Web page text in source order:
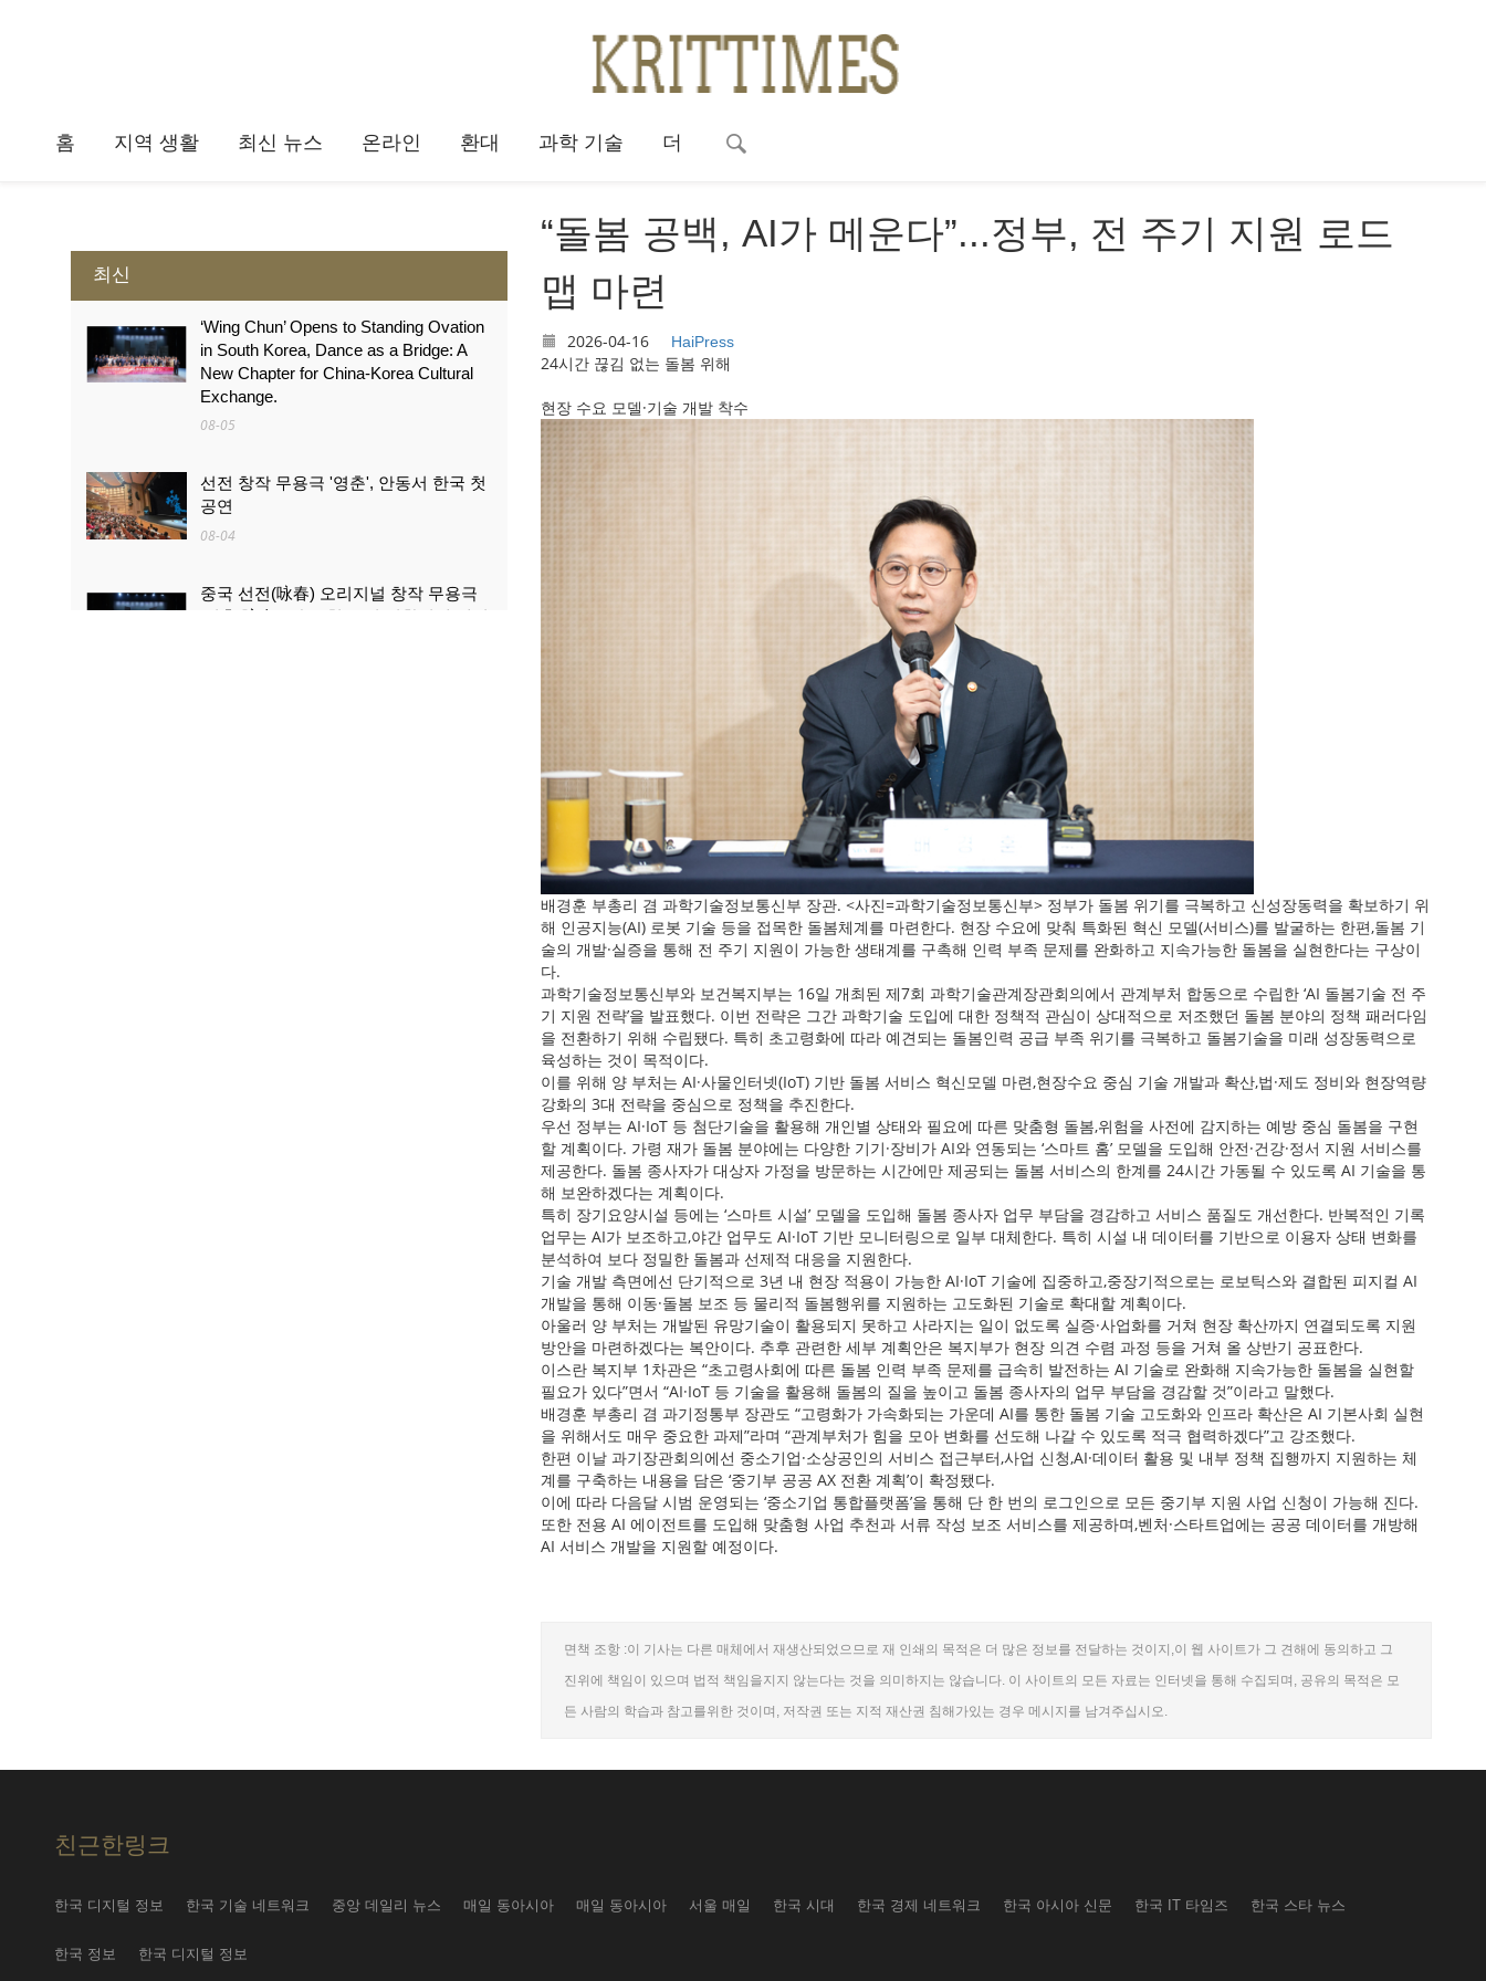
홈 지역 생활 최신 뉴스 온라인 환대 과학 기술 더
최신
‘Wing Chun’ Opens to Standing Ovation
in South Korea, Dance as a Bridge: A
New Chapter for China-Korea Cultural
Exchange.
08-05
선전 창작 무용극 '영춘', 안동서 한국 첫
공연
08-04
중국 선전(咏春) 오리지널 창작 무용극
“돌봄 공백, AI가 메운다”...정부, 전 주기 지원 로드
맵 마련
2026-04-16 HaiPress
24시간 끊김 없는 돌봄 위해
현장 수요 모델·기술 개발 착수
배경훈 부총리 겸 과학기술정보통신부 장관. <사진=과학기술정보통신부> 정부가 돌봄 위기를 극복하고 신성장동력을 확보하기 위
해 인공지능(AI) 로봇 기술 등을 접목한 돌봄체계를 마련한다. 현장 수요에 맞춰 특화된 혁신 모델(서비스)를 발굴하는 한편,돌봄 기
술의 개발·실증을 통해 전 주기 지원이 가능한 생태계를 구촉해 인력 부족 문제를 완화하고 지속가능한 돌봄을 실현한다는 구상이
다.
과학기술정보통신부와 보건복지부는 16일 개최된 제7회 과학기술관계장관회의에서 관계부처 합동으로 수립한 ‘AI 돌봄기술 전 주
기 지원 전략’을 발표했다. 이번 전략은 그간 과학기술 도입에 대한 정책적 관심이 상대적으로 저조했던 돌봄 분야의 정책 패러다임
을 전환하기 위해 수립됐다. 특히 초고령화에 따라 예견되는 돌봄인력 공급 부족 위기를 극복하고 돌봄기술을 미래 성장동력으로
육성하는 것이 목적이다.
이를 위해 양 부처는 AI·사물인터넷(IoT) 기반 돌봄 서비스 혁신모델 마련,현장수요 중심 기술 개발과 확산,법·제도 정비와 현장역량
강화의 3대 전략을 중심으로 정책을 추진한다.
우선 정부는 AI·IoT 등 첨단기술을 활용해 개인별 상태와 필요에 따른 맞춤형 돌봄,위험을 사전에 감지하는 예방 중심 돌봄을 구현
할 계획이다. 가령 재가 돌봄 분야에는 다양한 기기·장비가 AI와 연동되는 ‘스마트 홈’ 모델을 도입해 안전·건강·정서 지원 서비스를
제공한다. 돌봄 종사자가 대상자 가정을 방문하는 시간에만 제공되는 돌봄 서비스의 한계를 24시간 가동될 수 있도록 AI 기술을 통
해 보완하겠다는 계획이다.
특히 장기요양시설 등에는 ‘스마트 시설’ 모델을 도입해 돌봄 종사자 업무 부담을 경감하고 서비스 품질도 개선한다. 반복적인 기록
업무는 AI가 보조하고,야간 업무도 AI·IoT 기반 모니터링으로 일부 대체한다. 특히 시설 내 데이터를 기반으로 이용자 상태 변화를
분석하여 보다 정밀한 돌봄과 선제적 대응을 지원한다.
기술 개발 측면에선 단기적으로 3년 내 현장 적용이 가능한 AI·IoT 기술에 집중하고,중장기적으로는 로보틱스와 결합된 피지컬 AI
개발을 통해 이동·돌봄 보조 등 물리적 돌봄행위를 지원하는 고도화된 기술로 확대할 계획이다.
아울러 양 부처는 개발된 유망기술이 활용되지 못하고 사라지는 일이 없도록 실증·사업화를 거쳐 현장 확산까지 연결되도록 지원
방안을 마련하겠다는 복안이다. 추후 관련한 세부 계획안은 복지부가 현장 의견 수렴 과정 등을 거쳐 올 상반기 공표한다.
이스란 복지부 1차관은 “초고령사회에 따른 돌봄 인력 부족 문제를 급속히 발전하는 AI 기술로 완화해 지속가능한 돌봄을 실현할
필요가 있다”면서 “AI·IoT 등 기술을 활용해 돌봄의 질을 높이고 돌봄 종사자의 업무 부담을 경감할 것”이라고 말했다.
배경훈 부총리 겸 과기정통부 장관도 “고령화가 가속화되는 가운데 AI를 통한 돌봄 기술 고도화와 인프라 확산은 AI 기본사회 실현
을 위해서도 매우 중요한 과제”라며 “관계부처가 힘을 모아 변화를 선도해 나갈 수 있도록 적극 협력하겠다”고 강조했다.
한편 이날 과기장관회의에선 중소기업·소상공인의 서비스 접근부터,사업 신청,AI·데이터 활용 및 내부 정책 집행까지 지원하는 체
계를 구축하는 내용을 담은 ‘중기부 공공 AX 전환 계획’이 확정됐다.
이에 따라 다음달 시범 운영되는 ‘중소기업 통합플랫폼’을 통해 단 한 번의 로그인으로 모든 중기부 지원 사업 신청이 가능해 진다.
또한 전용 AI 에이전트를 도입해 맞춤형 사업 추천과 서류 작성 보조 서비스를 제공하며,벤처·스타트업에는 공공 데이터를 개방해
AI 서비스 개발을 지원할 예정이다.
면책 조항 :이 기사는 다른 매체에서 재생산되었으므로 재 인쇄의 목적은 더 많은 정보를 전달하는 것이지,이 웹 사이트가 그 견해에 동의하고 그
진위에 책임이 있으며 법적 책임을지지 않는다는 것을 의미하지는 않습니다. 이 사이트의 모든 자료는 인터넷을 통해 수집되며, 공유의 목적은 모
든 사람의 학습과 참고를위한 것이며, 저작권 또는 지적 재산권 침해가있는 경우 메시지를 남겨주십시오.
친근한링크
한국 디지털 정보 한국 기술 네트워크 중앙 데일리 뉴스 매일 동아시아 매일 동아시아 서울 매일 한국 시대 한국 경제 네트워크 한국 아시아 신문 한국 IT 타임즈 한국 스타 뉴스
한국 정보 한국 디지털 정보